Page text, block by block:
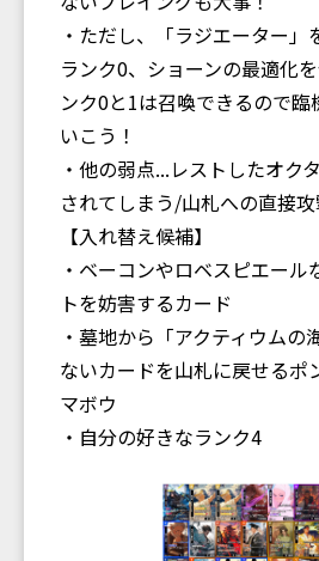
・ただし、「ラジエーター」
ランク0、ショーンの最適化
ンク0と1は召喚できるので臨
いこう！
・他の弱点...レストしたオク
されてしまう/山札への直接
【入れ替え候補】
・ベーコンやロベスピエール
トを妨害するカード
・墓地から「アクティウムの
ないカードを山札に戻せるポ
マボウ
・自分の好きなランク4